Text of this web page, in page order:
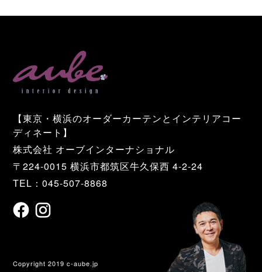
【東京・横浜のオーダーカーテンとインテリアコー
ディネート】
株式会社 オーブインターナショナル
〒224-0015 横浜市都筑区牛久保西 4-2-24
TEL：045-507-8868
Copyright 2019 c-aube.jp